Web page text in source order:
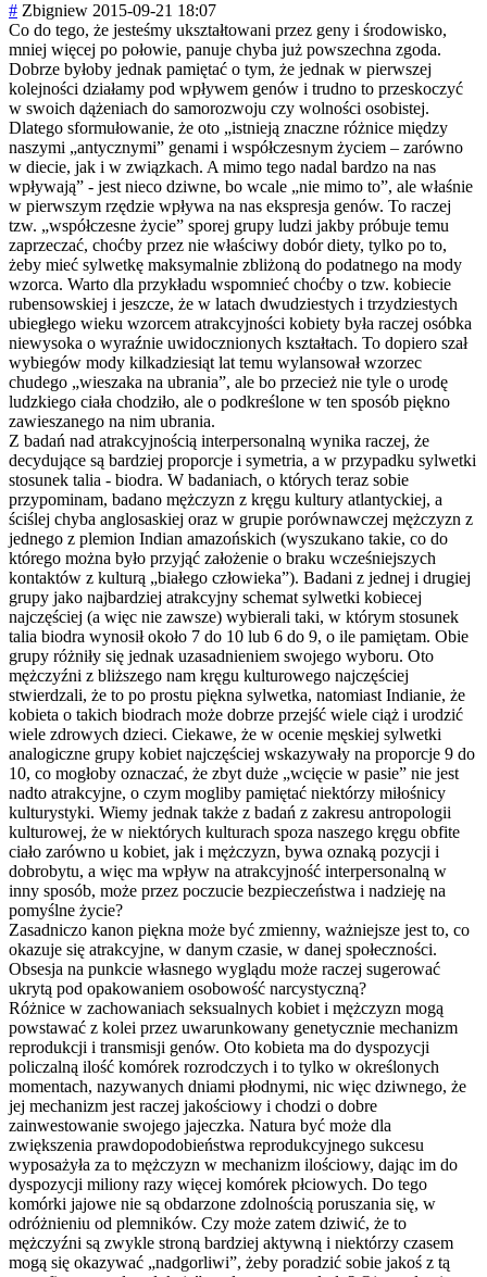
# Zbigniew 2015-09-21 18:07
Co do tego, że jesteśmy ukształtowani przez geny i środowisko,
mniej więcej po połowie, panuje chyba już powszechna zgoda.
Dobrze byłoby jednak pamiętać o tym, że jednak w pierwszej
kolejności działamy pod wpływem genów i trudno to przeskoczyć
w swoich dążeniach do samorozwoju czy wolności osobistej.
Dlatego sformułowanie, że oto „istnieją znaczne różnice między
naszymi „antycznymi” genami i współczesnym życiem – zarówno
w diecie, jak i w związkach. A mimo tego nadal bardzo na nas
wpływają” - jest nieco dziwne, bo wcale „nie mimo to”, ale właśnie
w pierwszym rzędzie wpływa na nas ekspresja genów. To raczej
tzw. „współczesne życie” sporej grupy ludzi jakby próbuje temu
zaprzeczać, choćby przez nie właściwy dobór diety, tylko po to,
żeby mieć sylwetkę maksymalnie zbliżoną do podatnego na mody
wzorca. Warto dla przykładu wspomnieć choćby o tzw. kobiecie
rubensowskiej i jeszcze, że w latach dwudziestych i trzydziestych
ubiegłego wieku wzorcem atrakcyjności kobiety była raczej osóbka
niewysoka o wyraźnie uwidocznionych kształtach. To dopiero szał
wybiegów mody kilkadziesiąt lat temu wylansował wzorzec
chudego „wieszaka na ubrania”, ale bo przecież nie tyle o urodę
ludzkiego ciała chodziło, ale o podkreślone w ten sposób piękno
zawieszanego na nim ubrania.
Z badań nad atrakcyjnością interpersonalną wynika raczej, że
decydujące są bardziej proporcje i symetria, a w przypadku sylwetki
stosunek talia - biodra. W badaniach, o których teraz sobie
przypominam, badano mężczyzn z kręgu kultury atlantyckiej, a
ściślej chyba anglosaskiej oraz w grupie porównawczej mężczyzn z
jednego z plemion Indian amazońskich (wyszukano takie, co do
którego można było przyjąć założenie o braku wcześniejszych
kontaktów z kulturą „białego człowieka”). Badani z jednej i drugiej
grupy jako najbardziej atrakcyjny schemat sylwetki kobiecej
najczęściej (a więc nie zawsze) wybierali taki, w którym stosunek
talia biodra wynosił około 7 do 10 lub 6 do 9, o ile pamiętam. Obie
grupy różniły się jednak uzasadnieniem swojego wyboru. Oto
mężczyźni z bliższego nam kręgu kulturowego najczęściej
stwierdzali, że to po prostu piękna sylwetka, natomiast Indianie, że
kobieta o takich biodrach może dobrze przejść wiele ciąż i urodzić
wiele zdrowych dzieci. Ciekawe, że w ocenie męskiej sylwetki
analogiczne grupy kobiet najczęściej wskazywały na proporcje 9 do
10, co mogłoby oznaczać, że zbyt duże „wcięcie w pasie” nie jest
nadto atrakcyjne, o czym mogliby pamiętać niektórzy miłośnicy
kulturystyki. Wiemy jednak także z badań z zakresu antropologii
kulturowej, że w niektórych kulturach spoza naszego kręgu obfite
ciało zarówno u kobiet, jak i mężczyzn, bywa oznaką pozycji i
dobrobytu, a więc ma wpływ na atrakcyjność interpersonalną w
inny sposób, może przez poczucie bezpieczeństwa i nadzieję na
pomyślne życie?
Zasadniczo kanon piękna może być zmienny, ważniejsze jest to, co
okazuje się atrakcyjne, w danym czasie, w danej społeczności.
Obsesja na punkcie własnego wyglądu może raczej sugerować
ukrytą pod opakowaniem osobowość narcystyczną?
Różnice w zachowaniach seksualnych kobiet i mężczyzn mogą
powstawać z kolei przez uwarunkowany genetycznie mechanizm
reprodukcji i transmisji genów. Oto kobieta ma do dyspozycji
policzalną ilość komórek rozrodczych i to tylko w określonych
momentach, nazywanych dniami płodnymi, nic więc dziwnego, że
jej mechanizm jest raczej jakościowy i chodzi o dobre
zainwestowanie swojego jajeczka. Natura być może dla
zwiększenia prawdopodobieństwa reprodukcyjnego sukcesu
wyposażyła za to mężczyzn w mechanizm ilościowy, dając im do
dyspozycji miliony razy więcej komórek płciowych. Do tego
komórki jajowe nie są obdarzone zdolnością poruszania się, w
odróżnieniu od plemników. Czy może zatem dziwić, że to
mężczyźni są zwykle stroną bardziej aktywną i niektórzy czasem
mogą się okazywać „nadgorliwi”, żeby poradzić sobie jakoś z tą